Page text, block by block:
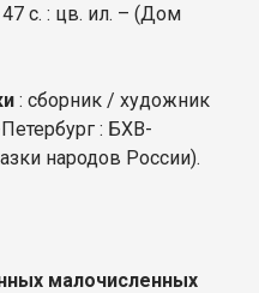
47 с. : цв. ил. – (Дом
: сборник / художник
: БХВ-
народов России).
малочисленных